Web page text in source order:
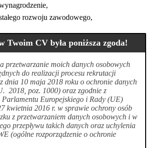
rozwoju zawodowego,
Twoim CV była poniższa zgoda!
przetwarzanie moich danych osobowych
do realizacji procesu rekrutacji
dnia 10 maja 2018 roku o ochronie danych
2018, poz. 1000) oraz zgodnie z
Parlamentu Europejskiego i Rady (UE)
kwietnia 2016 r. w sprawie ochrony osób
z przetwarzaniem danych osobowych i w
przepływu takich danych oraz uchylenia
(ogólne rozporządzenie o ochronie